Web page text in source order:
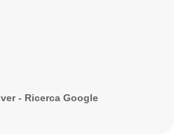
- Ricerca Google